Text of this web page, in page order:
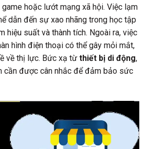
hoặc lướt mạng xã hội. Việc lạm
dẫn đến sự xao nhãng trong học tập
hiệu suất và thành tích. Ngoài ra, việc
hình điện thoại có thể gây mỏi mắt,
về thị lực. Bức xạ từ thiết bị di động,
cần được cân nhắc để đảm bảo sức